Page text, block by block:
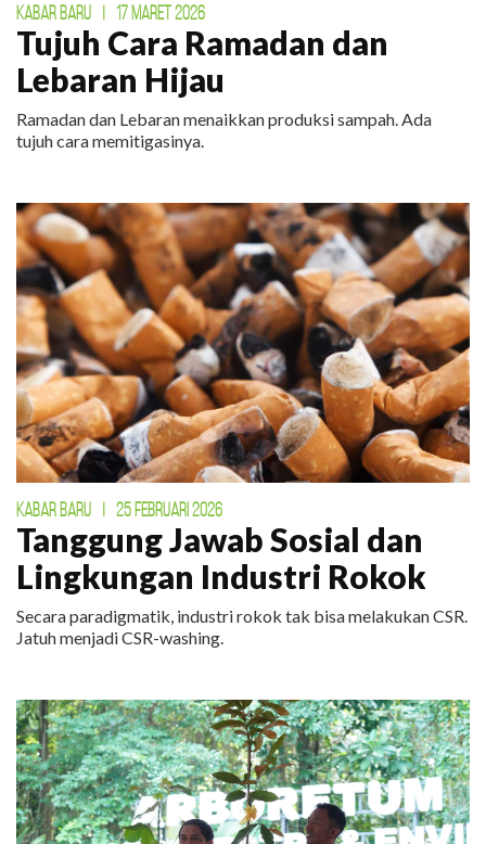
KABAR BARU | 17 MARET 2026
Tujuh Cara Ramadan dan
Lebaran Hijau
Ramadan dan Lebaran menaikkan produksi sampah. Ada
tujuh cara memitigasinya.
KABAR BARU | 25 FEBRUARI 2026
Tanggung Jawab Sosial dan
Lingkungan Industri Rokok
Secara paradigmatik, industri rokok tak bisa melakukan CSR.
Jatuh menjadi CSR-washing.